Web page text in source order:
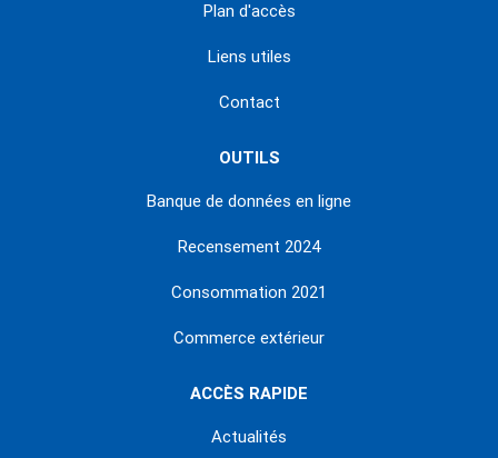
Plan d'accès
Liens utiles
Contact
OUTILS
Banque de données en ligne
Recensement 2024
Consommation 2021
Commerce extérieur
ACCÈS RAPIDE
Actualités